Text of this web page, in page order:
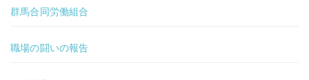
群馬合同労働組合
職場の闘いの報告